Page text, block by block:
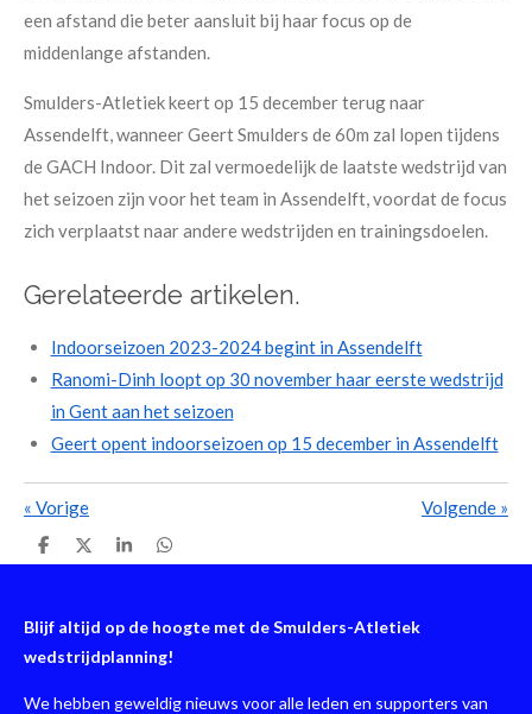
een afstand die beter aansluit bij haar focus op de
middenlange afstanden.
Smulders-Atletiek keert op 15 december terug naar
Assendelft, wanneer Geert Smulders de 60m zal lopen tijdens
de GACH Indoor. Dit zal vermoedelijk de laatste wedstrijd van
het seizoen zijn voor het team in Assendelft, voordat de focus
zich verplaatst naar andere wedstrijden en trainingsdoelen.
Gerelateerde artikelen.
Indoorseizoen 2023-2024 begint in Assendelft
Ranomi-Dinh loopt op 30 november haar eerste wedstrijd
in Gent aan het seizoen
Geert opent indoorseizoen op 15 december in Assendelft
« Vorige Volgende »
D
e
n
D
e
S
h
e
D
e
n
Blijf altijd op de hoogte met de Smulders-Atletiek
wedstrijdplanning!
We hebben geweldig nieuws voor alle leden en supporters van